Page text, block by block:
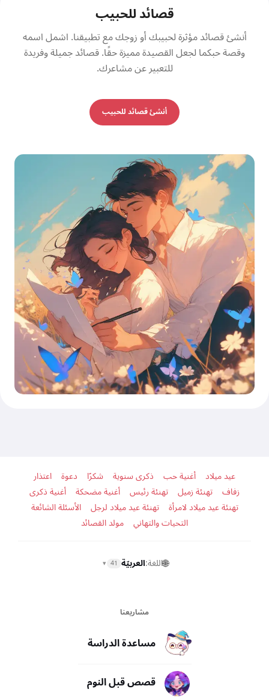
قصائد للحبيب
أنشئ قصائد مؤثرة لحبيبك أو زوجك مع تطبيقنا. اشمل اسمه
وقصة حبكما لجعل القصيدة مميزة حقًا. قصائد جميلة وفريدة
للتعبير عن مشاعرك.
أنشئ قصائد للحبيب
عيد ميلاد أغنية حب ذكرى سنوية شكرًا دعوة اعتذار
زفاف تهنئة زميل تهنئة رئيس أغنية مضحكة أغنية ذكرى
تهنئة عيد ميلاد لامرأة تهنئة عيد ميلاد لرجل الأسئلة الشائعة
التحيات والتهاني مولد القصائد
🌐اللغة:العربيّة 41
▾
مشاريعنا
مساعدة الدراسة
قصص قبل النوم